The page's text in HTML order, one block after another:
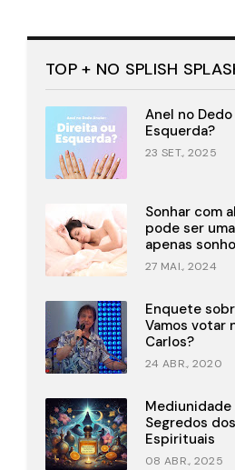
TOP + NO SPLISH
Anel no
Esquerda?
23 SET., 2025
Sonhar com
pode ser
apenas
27 MAI., 2024
Enquete
Vamos votar
Carlos?
24 ABR., 2020
Mediunidade
Segredos
Espirituais
08 ABR., 2025